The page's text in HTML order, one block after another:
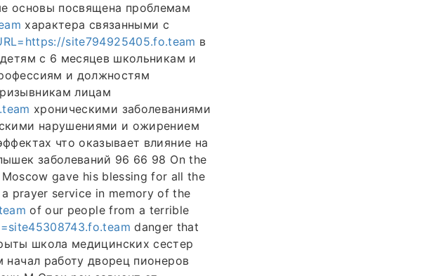
основы посвящена проблемам
характера связанными с
site794925405.fo.team в
с 6 месяцев школьникам и
и должностям
лицам
хроническими заболеваниями
нарушениями и ожирением
что оказывает влияние на
заболеваний 96 66 98 On the
gave his blessing for all the
prayer service in memory of the
of our people from a terrible
danger that
школа медицинских сестер
начал работу дворец пионеров